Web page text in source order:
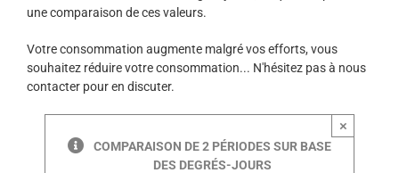
une comparaison de ces valeurs.
Votre consommation augmente malgré vos efforts, vous
souhaitez réduire votre consommation... N'hésitez pas à nous
contacter pour en discuter.
COMPARAISON DE 2 PÉRIODES SUR BASE
DES DEGRÉS-JOURS
×